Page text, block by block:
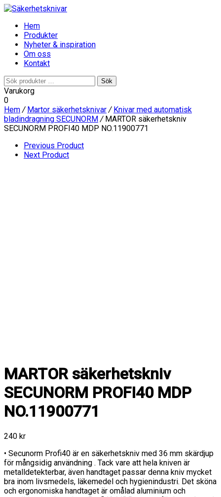
Hem
Produkter
Nyheter & inspiration
Om oss
Kontakt
Sök
efter:
Sök
Varukorg
0
Hem / Martor säkerhetsknivar / Knivar med automatisk
bladindragning SECUNORM /MARTOR säkerhetskniv
SECUNORM PROFI40 MDP NO.11900771
Previous Product
Next Product
MARTOR säkerhetskniv
SECUNORM PROFI40 MDP
NO.11900771
240 kr
• Secunorm Profi40 är en säkerhetskniv med 36 mm skärdjup
för mångsidig användning . Tack vare att hela kniven är
metalldetekterbar, även handtaget passar denna kniv mycket
bra inom livsmedels, läkemedel och hygienindustri. Det sköna
och ergonomiska handtaget är omålad aluminium och